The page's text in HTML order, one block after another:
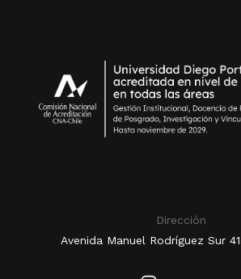
Dirección
Avenida Manuel Rodríguez Sur